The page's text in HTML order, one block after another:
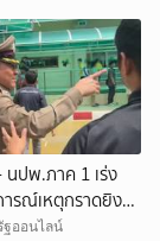
นปพ.ภาค 1 เร่ง
รณ์เหตุกราดยิง
ทร์ นนทบุรี
ฐออนไลน์